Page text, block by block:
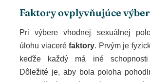
Faktory ovplyvňujúce výber
Pri výbere vhodnej sexuálnej
úlohu viaceré faktory. Prvým je
keďže každý má iné
Dôležité je, aby bola poloha